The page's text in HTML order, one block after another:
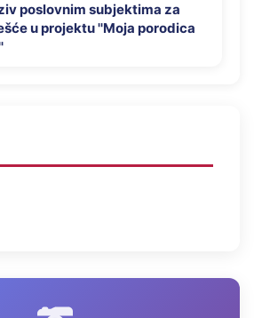
poslovnim subjektima za
u projektu ''Moja porodica